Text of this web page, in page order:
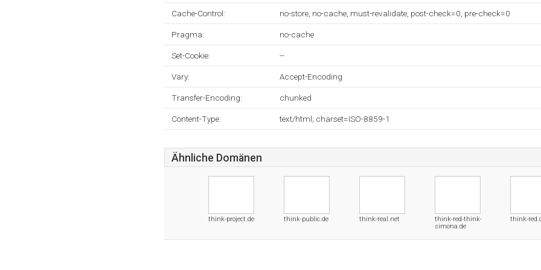
Cache-Control: no-store, no-cache, must-revalidate, post-check=0, pre-check=0
Pragma: no-cache
Set-Cookie: --
Vary: Accept-Encoding
Transfer-Encoding: chunked
Content-Type: text/html; charset=ISO-8859-1
Ähnliche Domänen
think-project.de think-public.de think-real.net
think-red-think-
simona.de
think-